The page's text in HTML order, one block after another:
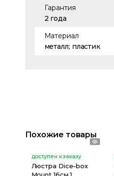
Гарантия
2 года
Материал
металл; пластик
Похожие товары
доступен к заказу
Люстра Dice-box